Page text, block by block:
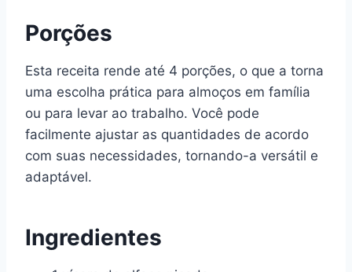
Porções
Esta receita rende até 4 porções, o que a torna
uma escolha prática para almoços em família
ou para levar ao trabalho. Você pode
facilmente ajustar as quantidades de acordo
com suas necessidades, tornando-a versátil e
adaptável.
Ingredientes